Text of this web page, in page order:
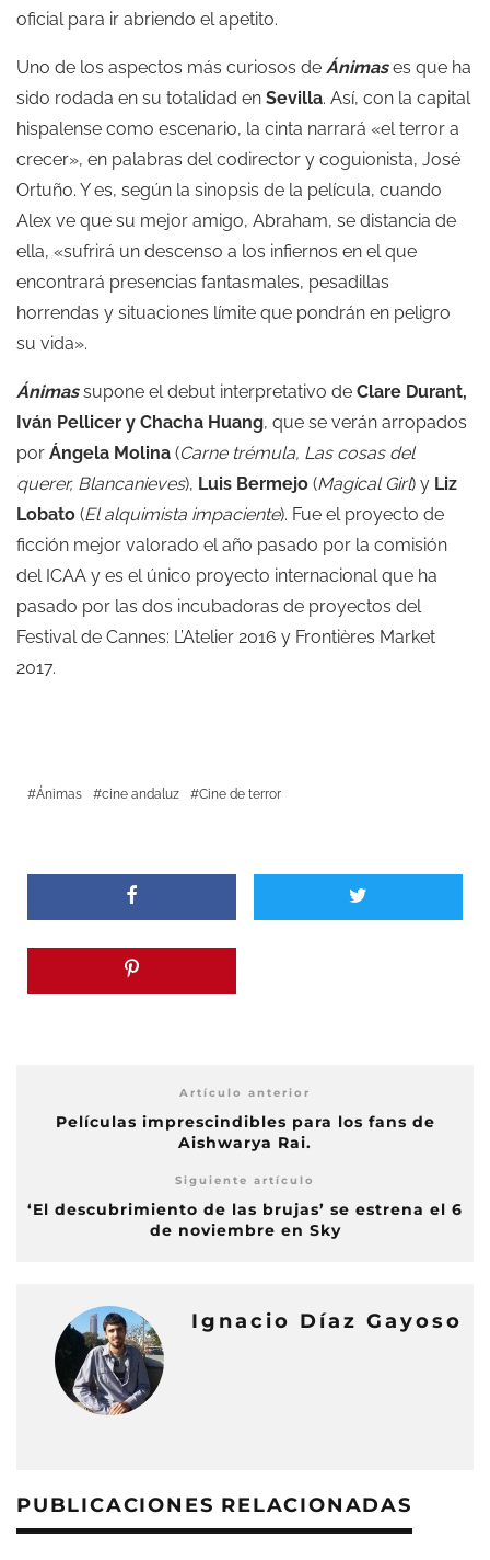
oficial para ir abriendo el apetito.
Uno de los aspectos más curiosos de Ánimases que ha
sido rodada en su totalidad en Sevilla. Así, con la capital
hispalense como escenario, la cinta narrará «el terror a
crecer», en palabras del codirector y coguionista, José
Ortuño. Y es, según la sinopsis de la película, cuando
Alex ve que su mejor amigo, Abraham, se distancia de
ella, «sufrirá un descenso a los infiernos en el que
encontrará presencias fantasmales, pesadillas
horrendas y situaciones límite que pondrán en peligro
su vida».
Ánimassupone el debut interpretativo de Clare Durant,
Iván Pellicer y Chacha Huang, que se verán arropados
por Ángela Molina (Carne trémula, Las cosas del
querer, Blancanieves), Luis Bermejo (Magical Girl) y Liz
Lobato (El alquimista impaciente). Fue el proyecto de
ficción mejor valorado el año pasado por la comisión
del ICAA y es el único proyecto internacional que ha
pasado por las dos incubadoras de proyectos del
Festival de Cannes: L’Atelier 2016 y Frontières Market
2017.
Ánimas cine andaluz Cine de terror
Artículo anterior
Películas imprescindibles para los fans de
Aishwarya Rai.
Siguiente artículo
‘El descubrimiento de las brujas’ se estrena el 6
de noviembre en Sky
Ignacio Díaz Gayoso
PUBLICACIONES RELACIONADAS